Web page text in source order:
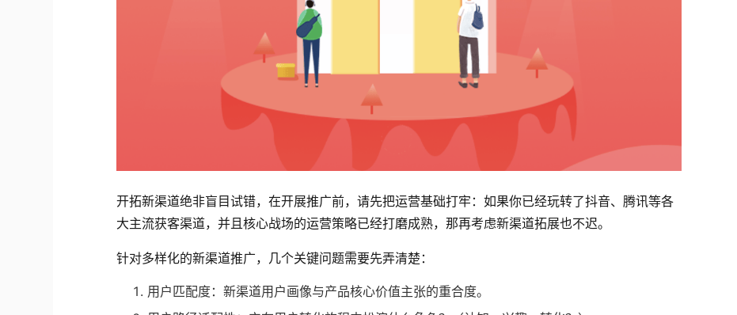
开拓新渠道绝非盲目试错，在开展推广前，请先把运营基础打牢：如果你已经玩转了抖音、腾讯等各
大主流获客渠道，并且核心战场的运营策略已经打磨成熟，那再考虑新渠道拓展也不迟。
针对多样化的新渠道推广，几个关键问题需要先弄清楚：
用户匹配度：新渠道用户画像与产品核心价值主张的重合度。